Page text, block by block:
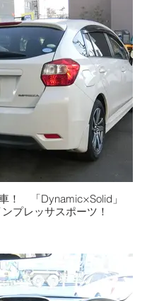
！ 「Dynamic×Solid」
プレッサスポーツ！